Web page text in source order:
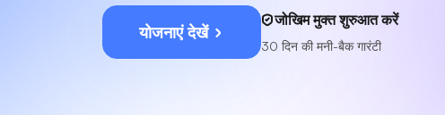
योजनाएं देखें
जोखिम मुक्त शुरुआत करें
30 दिन की मनी-बैक गारंटी